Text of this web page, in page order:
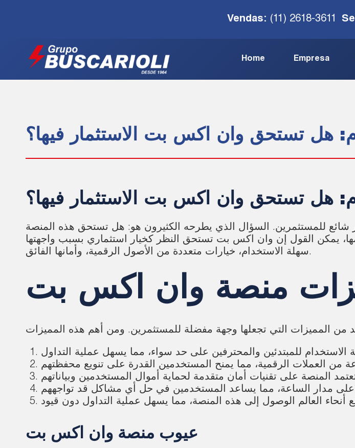
Vendas: (11) 2618-3611
Home Empresa
هل تستحق وان اكس بت الاستثمار فيها؟
هل تستحق وان اكس بت الاستثمار فيها؟
شائع للمستثمرين. السؤال الذي يطرحه الكثيرون هو: هل تستحق هذه المنصة
يمكن القول إن وان اكس بت تستحق النظر كخيار استثماري بسبب واجهتها
سهلة الاستخدام، خيارات متعددة من الأصول الرقمية، وأمانها الفائق.
منصة وان اكس بت
عيوب منصة وان اكس بت